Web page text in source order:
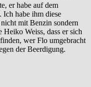
er habe auf dem
Ich habe ihm diese
mit Benzin sondern
Heiko Weiss, dass er sich
wer Flo umgebracht
der Beerdigung.